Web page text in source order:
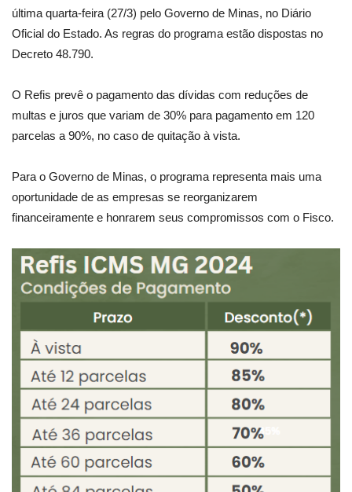
última quarta-feira (27/3) pelo Governo de Minas, no Diário
Oficial do Estado. As regras do programa estão dispostas no
Decreto 48.790.
O Refis prevê o pagamento das dívidas com reduções de
multas e juros que variam de 30% para pagamento em 120
parcelas a 90%, no caso de quitação à vista.
Para o Governo de Minas, o programa representa mais uma
oportunidade de as empresas se reorganizarem
financeiramente e honrarem seus compromissos com o Fisco.